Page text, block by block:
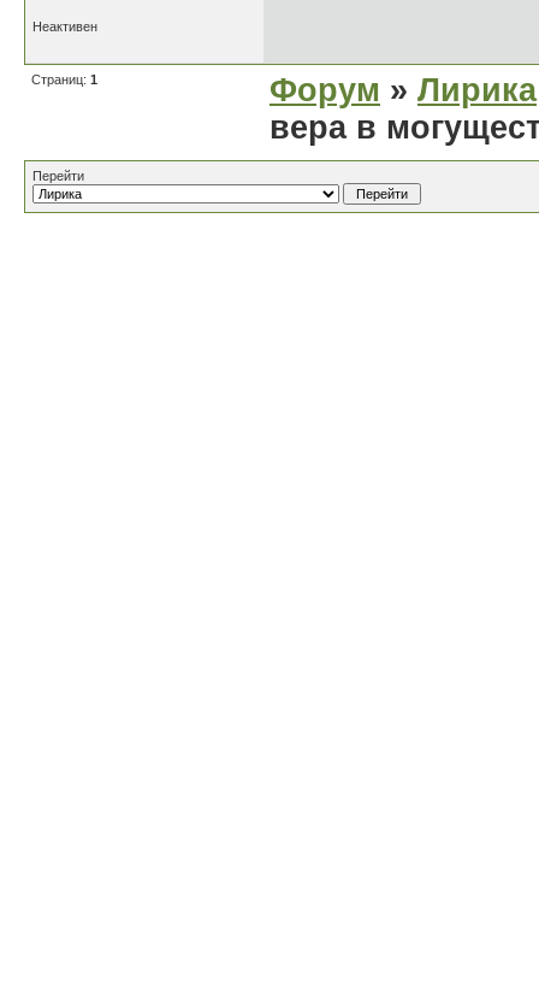
Неактивен
Страниц: 1 Форум » Лирика
вера в
Перейти